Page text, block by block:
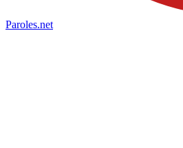
Paroles.net